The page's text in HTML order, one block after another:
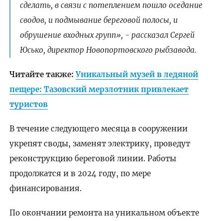
сделать, в связи с потеплением пошло оседание
сводов, и подмывание береговой полосы, и
обрушение входных групп», - рассказал Сергей
Юсько, директор Новопортовского рыбзавода.
Читайте также: Уникальный музей в ледяной
пещере: Тазовский мерзлотник привлекает
туристов
В течение следующего месяца в сооружении
укрепят своды, заменят электрику, проведут
реконструкцию береговой линии. Работы
продолжатся и в 2024 году, по мере
финансирования.
По окончании ремонта на уникальном объекте